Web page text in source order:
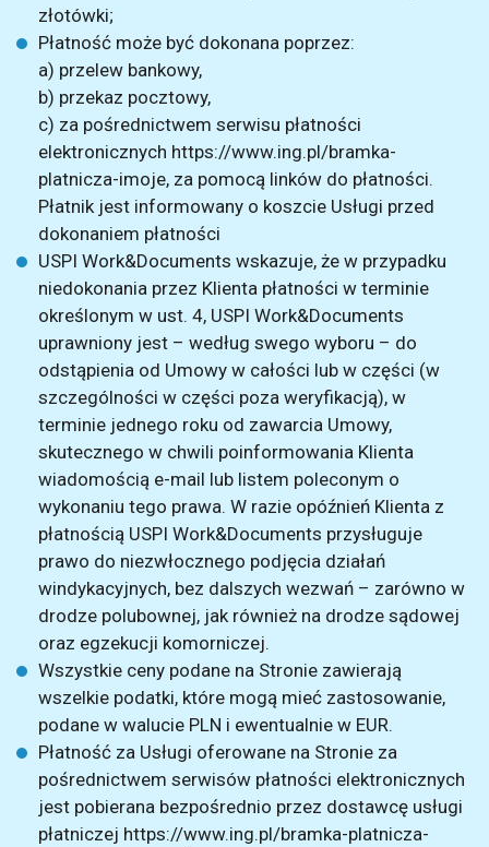
złotówki;
Płatność może być dokonana poprzez:
a) przelew bankowy,
b) przekaz pocztowy,
c) za pośrednictwem serwisu płatności
elektronicznych https://www.ing.pl/bramka-
platnicza-imoje, za pomocą linków do płatności.
Płatnik jest informowany o koszcie Usługi przed
dokonaniem płatności
USPI Work&Documents wskazuje, że w przypadku
niedokonania przez Klienta płatności w terminie
określonym w ust. 4, USPI Work&Documents
uprawniony jest – według swego wyboru – do
odstąpienia od Umowy w całości lub w części (w
szczególności w części poza weryfikacją), w
terminie jednego roku od zawarcia Umowy,
skutecznego w chwili poinformowania Klienta
wiadomością e-mail lub listem poleconym o
wykonaniu tego prawa. W razie opóźnień Klienta z
płatnością USPI Work&Documents przysługuje
prawo do niezwłocznego podjęcia działań
windykacyjnych, bez dalszych wezwań – zarówno w
drodze polubownej, jak również na drodze sądowej
oraz egzekucji komorniczej.
Wszystkie ceny podane na Stronie zawierają
wszelkie podatki, które mogą mieć zastosowanie,
podane w walucie PLN i ewentualnie w EUR.
Płatność za Usługi oferowane na Stronie za
pośrednictwem serwisów płatności elektronicznych
jest pobierana bezpośrednio przez dostawcę usługi
płatniczej https://www.ing.pl/bramka-platnicza-